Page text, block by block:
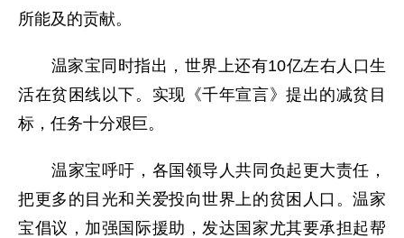
所能及的贡献。
温家宝同时指出，世界上还有10亿左右人口生
活在贫困线以下。实现《千年宣言》提出的减贫目
标，任务十分艰巨。
温家宝呼吁，各国领导人共同负起更大责任，
把更多的目光和关爱投向世界上的贫困人口。温家
宝倡议，加强国际援助，发达国家尤其要承担起帮